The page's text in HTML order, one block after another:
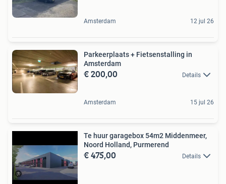
Amsterdam 12 jul 26
Parkeerplaats + Fietsenstalling in
Amsterdam
€ 200,00 Details
Amsterdam 15 jul 26
Te huur garagebox 54m2 Middenmeer,
Noord Holland, Purmerend
€ 475,00 Details